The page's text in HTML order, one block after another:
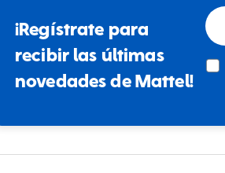
¡Regístrate para
recibir las últimas
novedades de Mattel!